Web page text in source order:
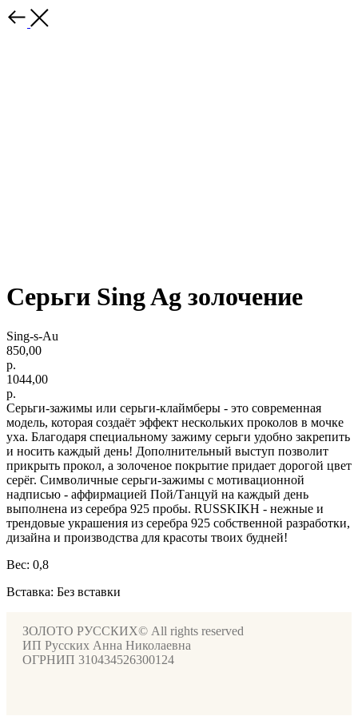
Серьги Sing Ag золочение
Sing-s-Au
850,00
р.
1044,00
р.
Серьги-зажимы или серьги-клаймберы - это современная
модель, которая создаёт эффект нескольких проколов в мочке
уха. Благодаря специальному зажиму серьги удобно закрепить
и носить каждый день! Дополнительный выступ позволит
прикрыть прокол, а золоченое покрытие придает дорогой цвет
серёг. Символичные серьги-зажимы с мотивационной
надписью - аффирмацией Пой/Танцуй на каждый день
выполнена из серебра 925 пробы. RUSSKIKH - нежные и
трендовые украшения из серебра 925 собственной разработки,
дизайна и производства для красоты твоих будней!
Вес: 0,8
Вставка: Без вставки
ЗОЛОТО РУССКИХ© All rights reserved
ИП Русских Анна Николаевна
ОГРНИП 310434526300124